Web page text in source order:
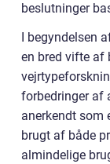
beslutninger
I begyndelsen
en bred vifte af
forbedringer af
anerkendt som
brugt af både
almindelige